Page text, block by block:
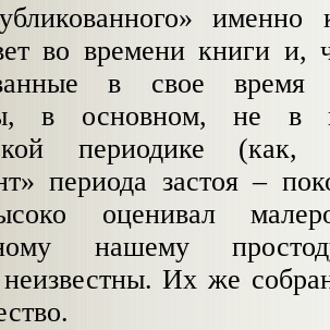
именно
во времени книги и,
в свое
в основном, не в
периодике
периода застоя –
оценивал
нашему
Их же